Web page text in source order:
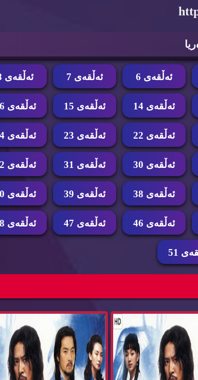
ئه‌ڵقه‌ی 6 ئه‌ڵقه‌ی 7 ئه‌ڵقه‌ی 8
ئه‌ڵقه‌ی 14 ئه‌ڵقه‌ی 15 ئه‌ڵقه‌ی 16
ئه‌ڵقه‌ی 22 ئه‌ڵقه‌ی 23 ئه‌ڵقه‌ی 24
ئه‌ڵقه‌ی 30 ئه‌ڵقه‌ی 31 ئه‌ڵقه‌ی 32
ئه‌ڵقه‌ی 38 ئه‌ڵقه‌ی 39 ئه‌ڵقه‌ی 40
ئه‌ڵقه‌ی 46 ئه‌ڵقه‌ی 47 ئه‌ڵقه‌ی 48
51
درامای ئیمپراتۆری ده‌ریا ئه‌ڵقه‌ی 45